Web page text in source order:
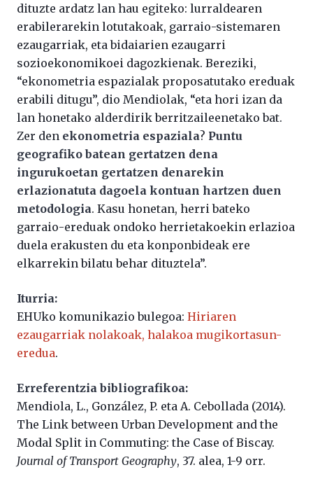
dituzte ardatz lan hau egiteko: lurraldearen
erabilerarekin lotutakoak, garraio-sistemaren
ezaugarriak, eta bidaiarien ezaugarri
sozioekonomikoei dagozkienak. Bereziki,
“ekonometria espazialak proposatutako ereduak
erabili ditugu”, dio Mendiolak, “eta hori izan da
lan honetako alderdirik berritzaileenetako bat.
Zer den ekonometria espaziala? Puntu
geografiko batean gertatzen dena
ingurukoetan gertatzen denarekin
erlazionatuta dagoela kontuan hartzen duen
metodologia. Kasu honetan, herri bateko
garraio-ereduak ondoko herrietakoekin erlazioa
duela erakusten du eta konponbideak ere
elkarrekin bilatu behar dituztela”.
Iturria:
EHUko komunikazio bulegoa: Hiriaren
ezaugarriak nolakoak, halakoa mugikortasun-
eredua.
Erreferentzia bibliografikoa:
Mendiola, L., González, P. eta A. Cebollada (2014).
The Link between Urban Development and the
Modal Split in Commuting: the Case of Biscay.
Journal of Transport Geography, 37. alea, 1-9 orr.